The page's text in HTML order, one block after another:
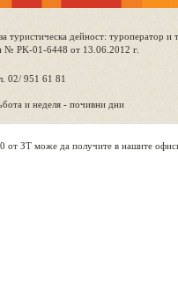
туристическа дейност: туроператор и
№ PK-01-6448 от 13.06.2012 г.
02/ 951 61 81
и неделя - почивни дни
от ЗТ може да получите в нашите